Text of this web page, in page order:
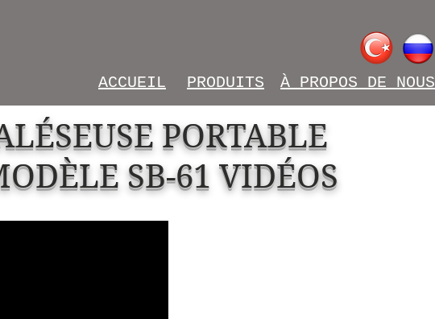
ACCUEIL PRODUITS À PROPOS DE NOUS
PORTABLE
SB-61 VIDÉOS